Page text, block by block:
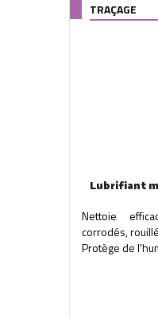
TRAÇAGE
Lubrifiant
Nettoie
corrodés,
Protège de